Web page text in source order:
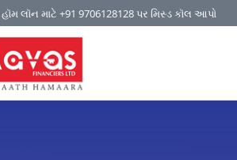
હૉમ લૉન માટે +91 9706128128પર મિસ્ડ કૉલ આપો